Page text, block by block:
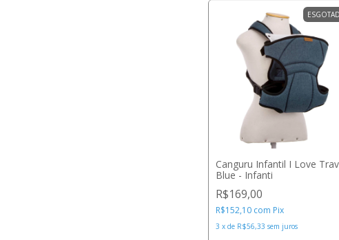
Canguru Infantil I Love
Blue - Infanti
R$169,00
R$152,10 com Pix
3 x de R$56,33 sem juros